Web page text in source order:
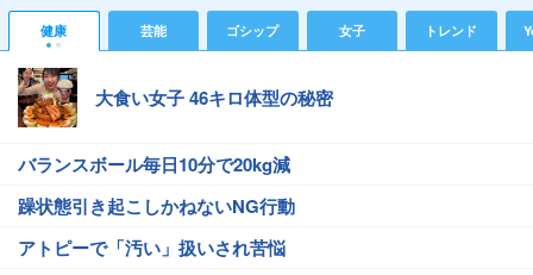
健康 芸能 ゴシップ 女子 トレンド
大食い女子 46キロ体型の秘密
バランスボール毎日10分で20kg減
躁状態引き起こしかねないNG行動
アトピーで「汚い」扱いされ苦悩